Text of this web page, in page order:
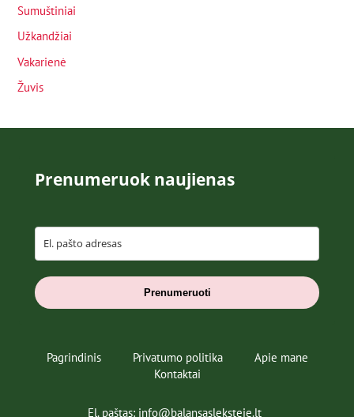
Sumuštiniai
Užkandžiai
Vakarienė
Žuvis
Prenumeruok naujienas
Prenumeruoti
Pagrindinis Privatumo politika
Apie mane
Kontaktai
El. paštas: info@balansasleksteje.lt